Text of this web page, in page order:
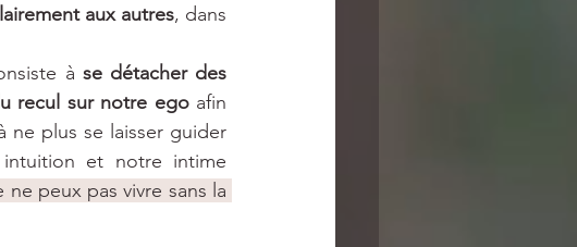
aux autres, dans
à se détacher des
recul sur notre ego afin
ne plus se laisser guider
et notre intime
peux pas vivre sans la